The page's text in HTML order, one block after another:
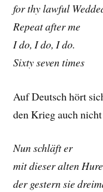
for thy lawful
Repeat after me
I do, I do, I do.
Sixty seven times
Auf Deutsch hört
den Krieg auch nicht
Nun schläft er
mit dieser alten
der gestern sie